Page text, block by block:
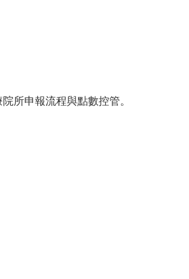
所申報流程與點數控管。